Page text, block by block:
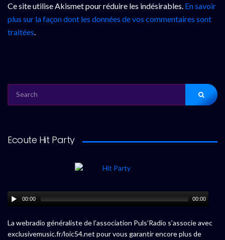
Ce site utilise Akismet pour réduire les indésirables. En savoir
plus sur la façon dont les données de vos commentaires sont
traitées.
FOR:
Ecoute Hit Party
00:00 00:00
La webradio généraliste de l’association Puls’Radio s’associe avec
exclusivemusic.fr/loic54.net pour vous garantir encore plus de